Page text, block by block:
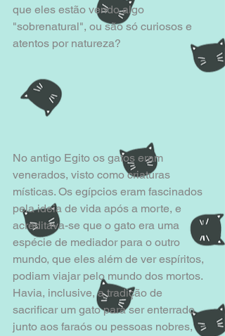
que eles estão vendo algo
"sobrenatural", ou são só curiosos e
atentos por natureza?
No antigo Egito os gatos eram
venerados, visto como criaturas
místicas. Os egípcios eram fascinados
pela ideia de vida após a morte, e
acreditava-se que o gato era uma
espécie de mediador para o outro
mundo, que eles além de ver espíritos,
podiam viajar pelo mundo dos mortos.
Havia, inclusive, a tradição de
sacrificar um gato para ser enterrado
junto aos faraós ou pessoas nobres,